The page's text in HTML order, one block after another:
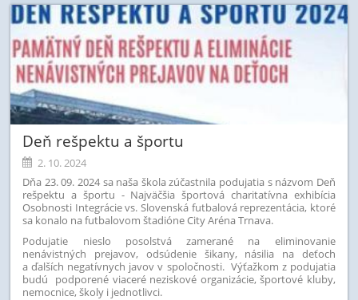
Deň rešpektu a športu
2. 10. 2024
Dňa 23. 09. 2024 sa naša škola zúčastnila podujatia s názvom Deň
rešpektu a športu - Najväčšia športová charitatívna exhibícia
Osobnosti Integrácie vs. Slovenská futbalová reprezentácia, ktoré
sa konalo na futbalovom štadióne City Aréna Trnava.
Podujatie nieslo posolstvá zamerané na eliminovanie
nenávistných prejavov, odsúdenie šikany, násilia na deťoch
a ďalších negatívnych javov v spoločnosti. Výťažkom z podujatia
budú podporené viaceré neziskové organizácie, športové kluby,
nemocnice, školy i jednotlivci.